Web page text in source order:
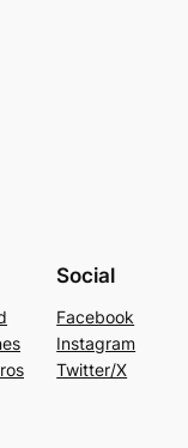
Social
Facebook
Instagram
Twitter/X